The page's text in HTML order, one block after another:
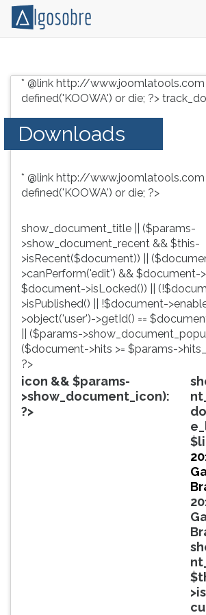
grátis
vestibular,
enem
concursos.
resumos
livros,
biografias,
profissões,
simulados
comentados.
Acessibilidade
leitor
TAB
depois
F
para
ouvir
conteúdo
principal
pular
essa
leitura
pressione
depois
pausar
* @link http://
defined('KOOWA') or die; ?>
Downloads
* @link http://
defined('KOOWA') or die; ?>
show_document_title || ($params-
>show_document_recent && $this-
>isRecent($document)) ||
>canPerform('edit') && $document-
$document->isLocked()) ||
>isPublished() || !$document-
>object('user')->getId() ==
|| ($params-
($document->hits >= $params-
?>
icon && $params-
>show_document_icon):
?>